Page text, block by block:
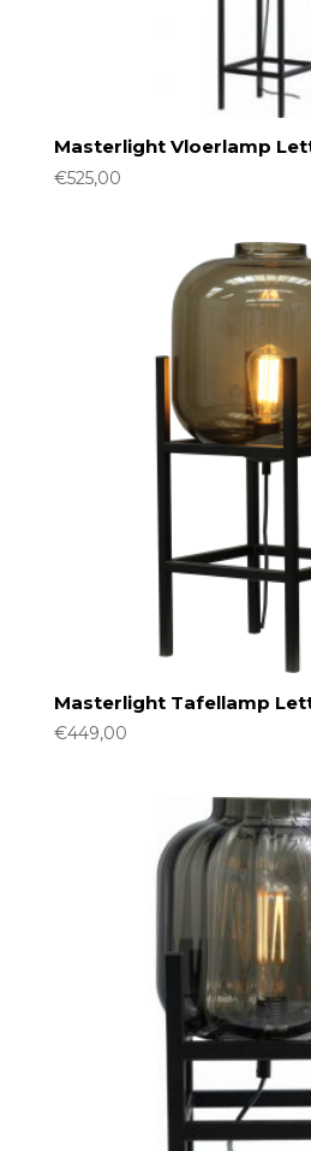
Masterlight Vloerlamp
€525,00
Masterlight Tafellamp
€449,00